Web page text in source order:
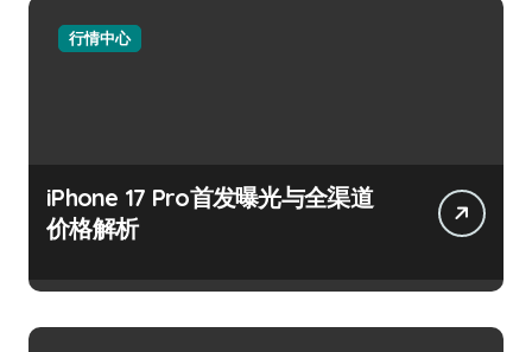
行情中心
iPhone 17 Pro首发曝光与全渠道
价格解析